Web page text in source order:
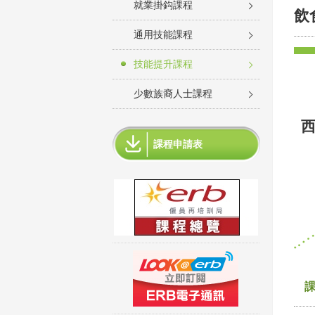
就業掛鈎課程
通用技能課程
技能提升課程
少數族裔人士課程
課程申請表
飲